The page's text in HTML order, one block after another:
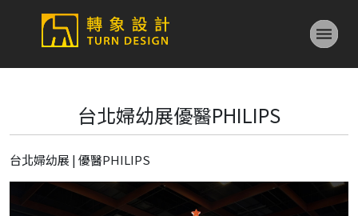
台北婦幼展優醫PHILIPS
台北婦幼展 | 優醫PHILIPS